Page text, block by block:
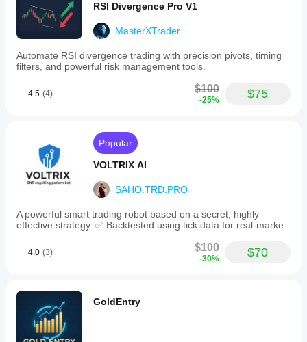
RSI Divergence Pro V1
MasterXTrader
Automate RSI divergence trading with precision pivots, timing
filters, and powerful risk management tools.
4.5 (4) $100
-25% $75
Popular
VOLTRIX AI
SAHO.TRD.PRO
A powerful smart trading robot based on a secret, highly
effective strategy. ✅ Backtested using tick data for real-marke
4.0 (3) $100
-30% $70
GoldEntry